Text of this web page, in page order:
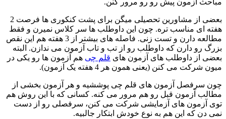
بعضی از مشاورین تحصیلی میگن برای پشت کنکوری ها فرصت 2
هفته ای مناسب تره. چون این داوطلب ها سر کلاس نمیرن و فقط
مطالعه دارن و تست زنی. فاصله های بیشتر از 3 هفته هم این نقص
بزرگ رو دارن که داوطلب رو از تب و تاب آزمون می ندازن. البته
بعضی از داوطلب های آزمون های قلم چی هم آزمون ها رو یکی در
میون شرکت می کنن (یعنی همون هر 4 هفته یک آزمون).
چون سرفصل آزمون های قلم چی پوششیه و هر آزمون بخشی از
مطالب آزمون قبل رو هم مرور می کنه. کسانی که با این روش هم
توی آزمون های آزمایشی شرکت می کنن، سرفصلی رو از دست
نمی دن که این هم به نوع خودش ابتکار جالبیه.